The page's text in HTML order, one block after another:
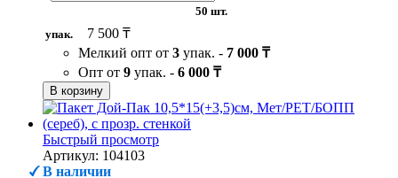
50 шт.
упак.
7 500 ₸
Мелкий опт от 3 упак. - 7 000 ₸
Опт от 9 упак. - 6 000 ₸
В корзину
Быстрый просмотр
Артикул: 104103
В наличии